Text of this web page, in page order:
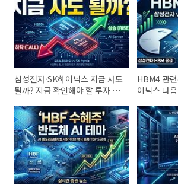
삼성전자·SK하이닉스 지금 사도
될까? 지금 확인해야 할 투자 기
HBM4 관
이닉스 다